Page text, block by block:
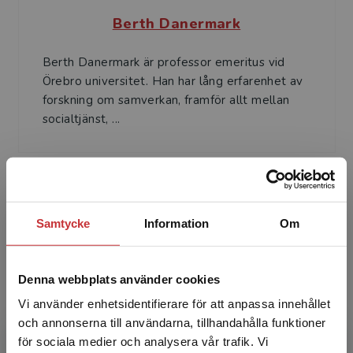
Samtycke Information Om
Denna webbplats använder cookies
Vi använder enhetsidentifierare för att anpassa innehållet
och annonserna till användarna, tillhandahålla funktioner
för sociala medier och analysera vår trafik. Vi
Berth Danermark
Berth Danermark är professor emeritus vid
Örebro universitet. Han har lång erfarenhet av
forskning om samverkan, framför allt mellan
socialtjänst, ...
Mats Ekström är professor i medie- och
kommunikationsvetenskap vid Institutionen för
journalistik, medier och kommunikation,